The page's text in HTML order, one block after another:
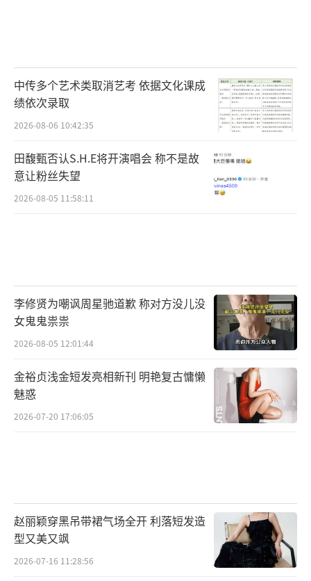
中传多个艺术类取消艺考 依据文化课成
绩依次录取
2026-08-06 10:42:35
田馥甄否认S.H.E将开演唱会 称不是故
意让粉丝失望
2026-08-05 11:58:11
李修贤为嘲讽周星驰道歉 称对方没儿没
女鬼鬼祟祟
2026-08-05 12:01:44
金裕贞浅金短发亮相新刊 明艳复古慵懒
魅惑
2026-07-20 17:06:05
赵丽颖穿黑吊带裙气场全开 利落短发造
型又美又飒
2026-07-16 11:28:56